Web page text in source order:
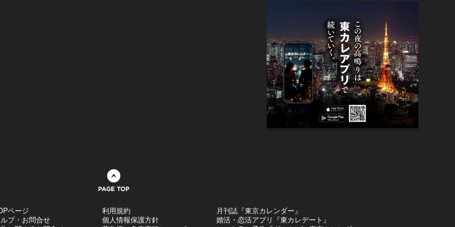
ページ
プ・お問合せ
利用規約
個人情報保護方針
月刊誌『東京カレンダー』
婚活・恋活アプリ『東カレデート』